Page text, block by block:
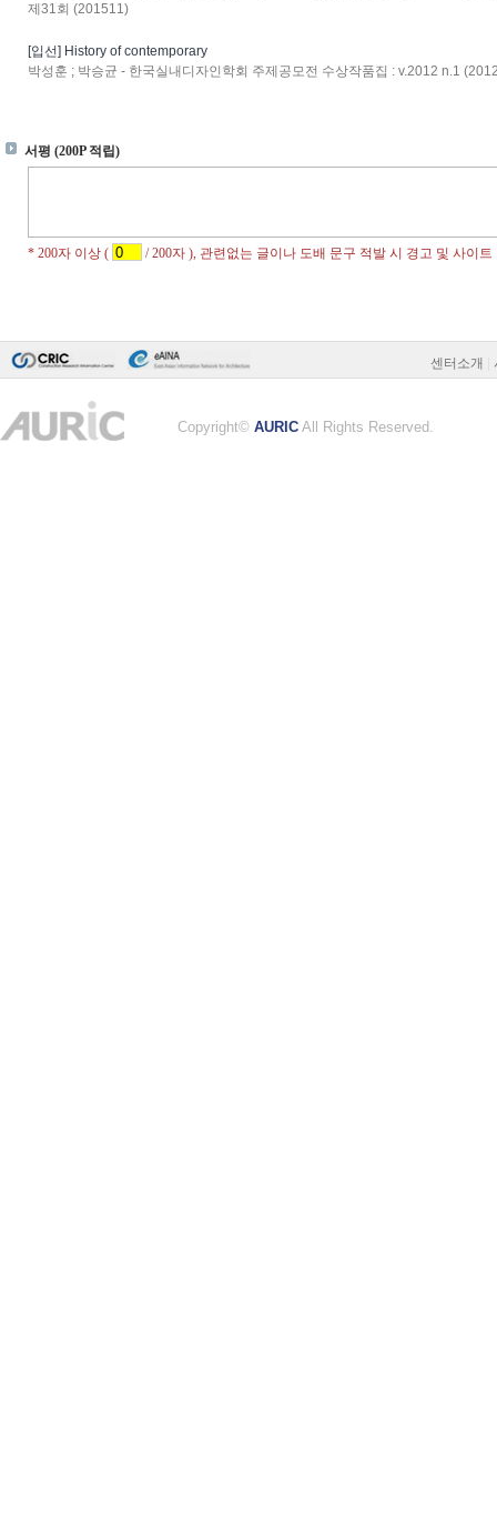
제31회 (201511)
[입선] History of contemporary
박성훈 ; 박승균 - 한국실내디자인학회 주제공모전 수상작품집 : v.2012 n.1
센터소개
Copyright© AURIC All Rights Reserved.